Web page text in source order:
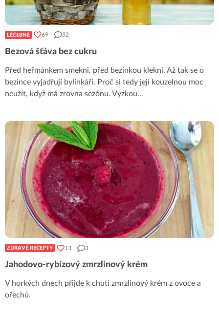
LÉČEBNÉ 69 52
Bezová šťáva bez cukru
Před heřmánkem smekni, před bezinkou klekni. Až tak se o
bezince vyjadřují bylinkáři. Proč si tedy její kouzelnou moc
neužít, když má zrovna sezónu. Vyzkou...
ZDRAVÉ RECEPTY 13 3
Jahodovo-rybízový zmrzlinový krém
V horkých dnech přijde k chuti zmrzlinový krém z ovoce a
ořechů.